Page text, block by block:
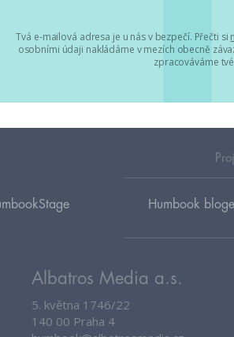
Tvá e-mailová adresa je u nás v bezpečí. Přečti si
osobními údaji nakládáme v mezích obecně
zpracováváme
Humbook
Albatros Media a.s.
5. května 1746/22
140 00 Praha 4